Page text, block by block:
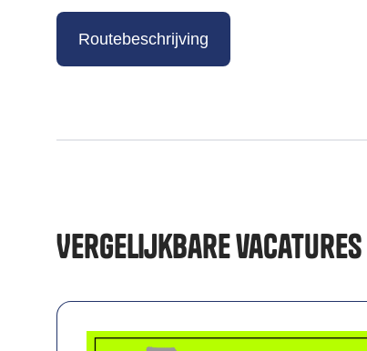
Routebeschrijving
Vergelijkbare vacatures